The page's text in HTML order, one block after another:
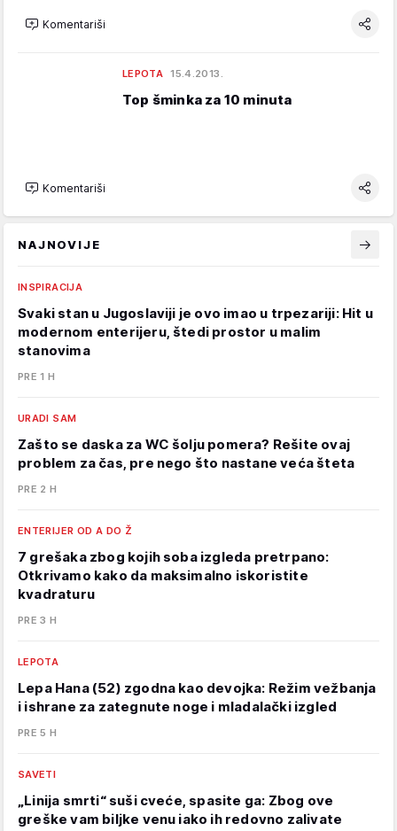
Komentariši
LEPOTA 15.4.2013.
Top šminka za 10 minuta
Komentariši
NAJNOVIJE
INSPIRACIJA
Svaki stan u Jugoslaviji je ovo imao u trpezariji: Hit u
modernom enterijeru, štedi prostor u malim
stanovima
PRE 1 H
URADI SAM
Zašto se daska za WC šolju pomera? Rešite ovaj
problem za čas, pre nego što nastane veća šteta
PRE 2 H
ENTERIJER OD A DO Ž
7 grešaka zbog kojih soba izgleda pretrpano:
Otkrivamo kako da maksimalno iskoristite
kvadraturu
PRE 3 H
LEPOTA
Lepa Hana (52) zgodna kao devojka: Režim vežbanja
i ishrane za zategnute noge i mladalački izgled
PRE 5 H
SAVETI
„Linija smrti“ suši cveće, spasite ga: Zbog ove
greške vam biljke venu iako ih redovno zalivate